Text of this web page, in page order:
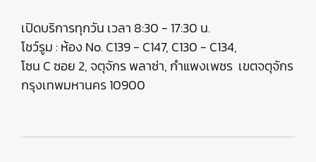
เปิดบริการทุกวัน เวลา 8:30 - 17:30 น.
โชว์รูม : ห้อง No. C139 - C147, C130 - C134,
โซน C ซอย 2, จตุจักร พลาซ่า, กำแพงเพชร เขตจตุจักร
กรุงเทพมหานคร 10900